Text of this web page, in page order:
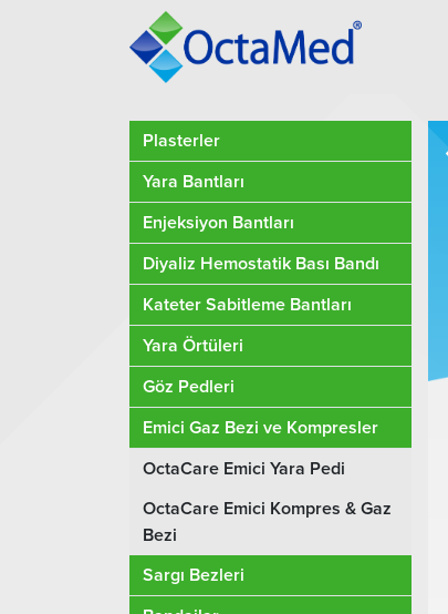
Plasterler
Yara Bantları
Enjeksiyon Bantları
Diyaliz Hemostatik Bası Bandı
Kateter Sabitleme Bantları
Yara Örtüleri
Göz Pedleri
Emici Gaz Bezi ve Kompresler
OctaCare Emici Yara Pedi
OctaCare Emici Kompres & Gaz
Bezi
Sargı Bezleri